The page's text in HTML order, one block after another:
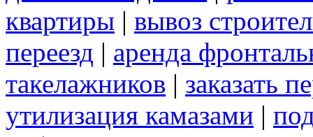
квартиры | вывоз
переезд | аренда
такелажников | заказать
утилизация камазами |